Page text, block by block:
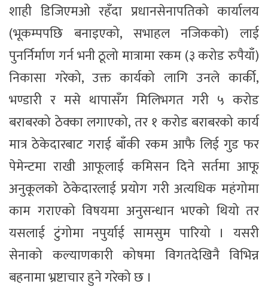
शाही डिजिएमओ रहँदा प्रधानसेनापतिको कार्यालय
(भूकम्पपछि बनाइएको, सभाहल नजिकको) लाई
पुनर्निर्माण गर्न भनी ठूलो मात्रामा रकम (३ करोड रुपैयाँ)
निकासा गरेको, उक्त कार्यको लागि उनले कार्की,
भण्डारी र मसे थापासँग मिलिभगत गरी ५ करोड
बराबरको ठेक्का लगाएको, तर १ करोड बराबरको कार्य
मात्र ठेकेदारबाट गराई बाँकी रकम आफै लिई गुड फर
पेमेन्टमा राखी आफूलाई कमिसन दिने सर्तमा आफू
अनुकूलको ठेकेदारलाई प्रयोग गरी अत्यधिक महंगोमा
काम गराएको विषयमा अनुसन्धान भएको थियो तर
यसलाई टुंगोमा नपुर्याई सामसुम पारियो । यसरी
सेनाको कल्याणकारी कोषमा विगतदेखिनै विभिन्न
बहनामा भ्रष्टाचार हुने गरेको छ ।